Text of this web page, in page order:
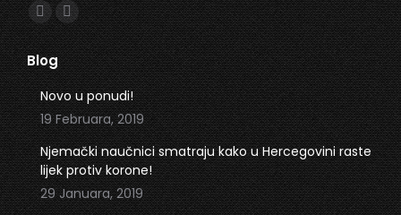
Find us on:
Facebook
page
opens
in
new
window
Instagram
page
opens
in
new
window
Blog
Novo u ponudi!
19 Februara, 2019
Njemački naučnici smatraju kako u Hercegovini raste
lijek protiv korone!
29 Januara, 2019